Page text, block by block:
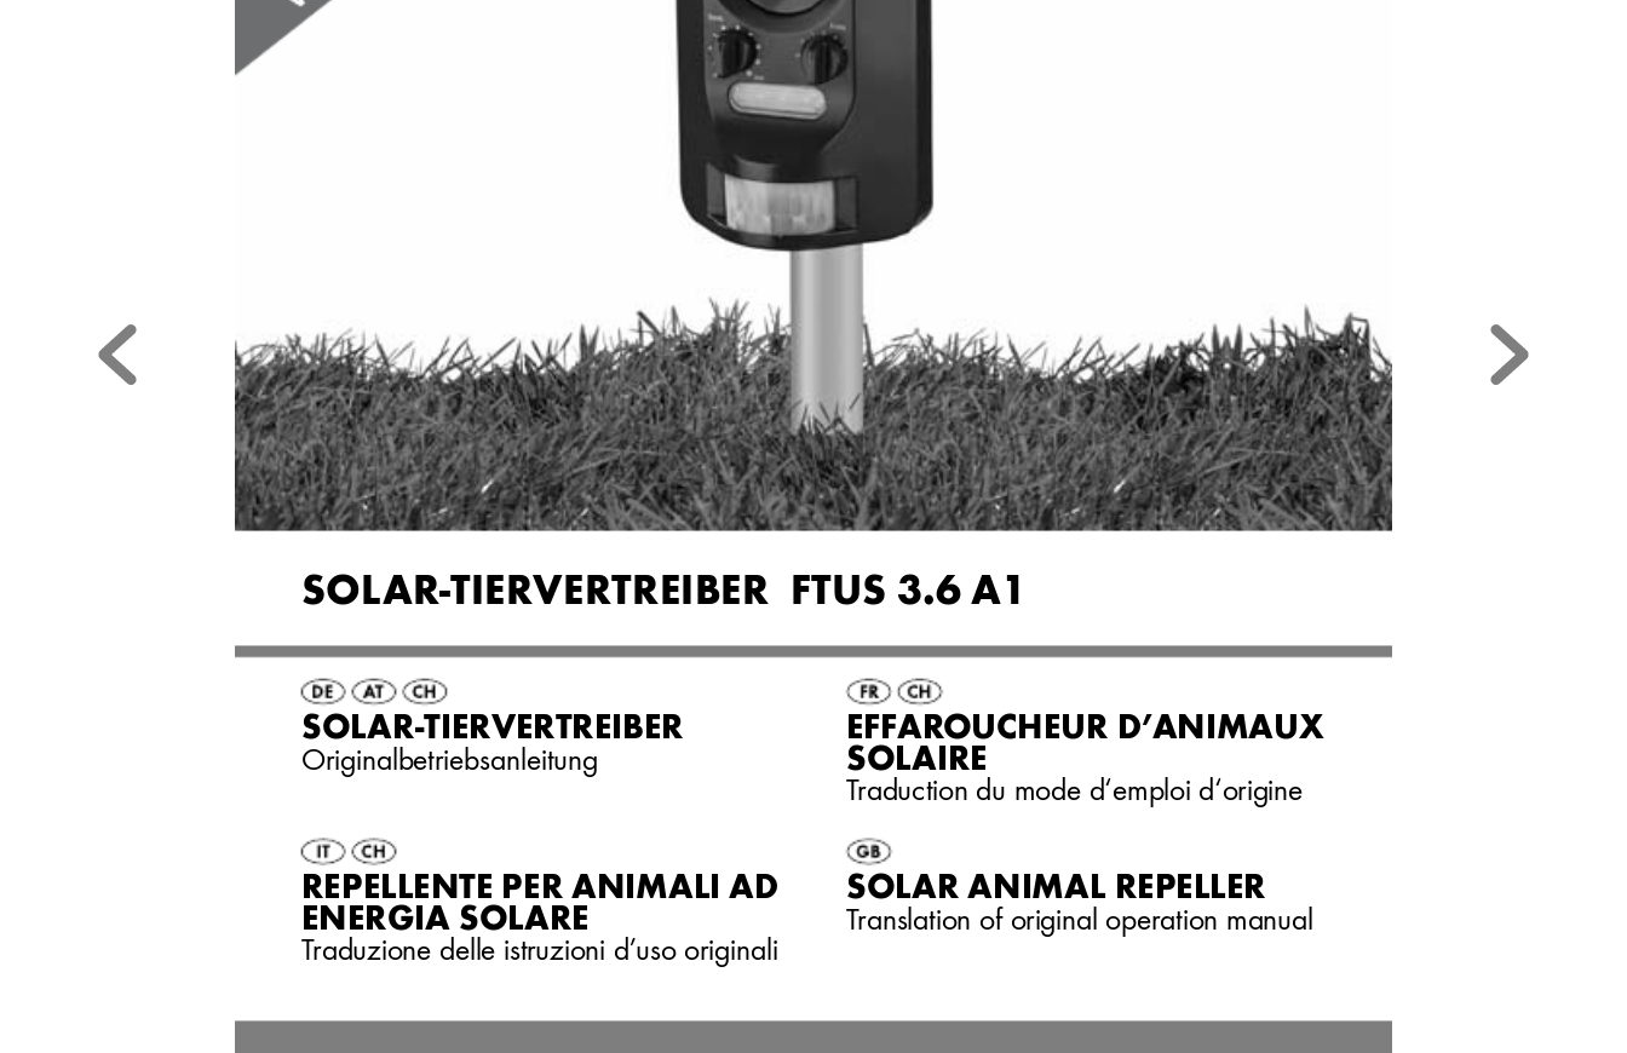
SOLAR-TIERVERTREIBER  FTUS 3.6 A1
SOLAR-TIERVERTREIBER
Originalbetriebsanleitung
REPELLENTE PER ANIMALI AD
ENERGIA SOLARE
Traduzione delle istruzioni d’uso originali
EFFAROUCHEUR D’ANIMAUX
SOLAIRE
Traduction du mode d‘emploi d‘origine
SOLAR ANIMAL REPELLER
Translation of original operation manual